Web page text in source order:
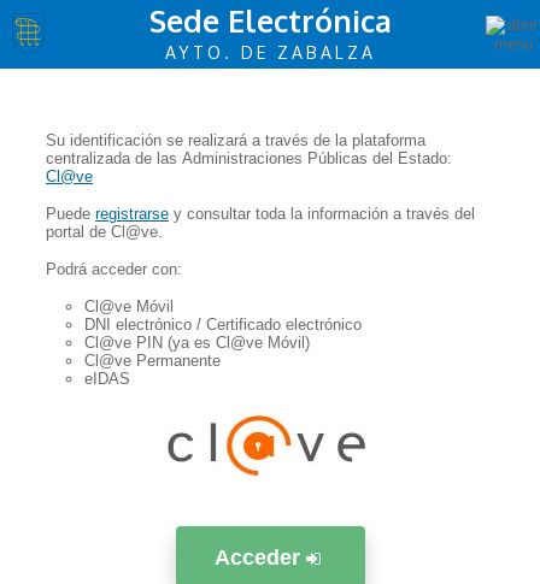
Sede Electrónica
AYTO. DE ZABALZA
Su identificación se realizará a través de la plataforma
centralizada de las Administraciones Públicas del Estado:
Cl@ve
Puede registrarse y consultar toda la información a través del
portal de Cl@ve.
Podrá acceder con:
Cl@ve Móvil
DNI electrónico / Certificado electrónico
Cl@ve PIN (ya es Cl@ve Móvil)
Cl@ve Permanente
eIDAS
Acceder